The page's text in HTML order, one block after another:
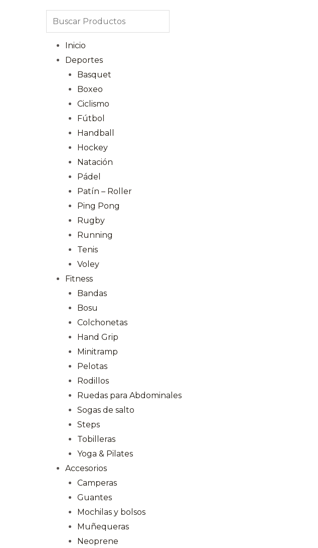
Inicio
Deportes
Basquet
Boxeo
Ciclismo
Fútbol
Handball
Hockey
Natación
Pádel
Patín – Roller
Ping Pong
Rugby
Running
Tenis
Voley
Fitness
Bandas
Bosu
Colchonetas
Hand Grip
Minitramp
Pelotas
Rodillos
Ruedas para Abdominales
Sogas de salto
Steps
Tobilleras
Yoga & Pilates
Accesorios
Camperas
Guantes
Mochilas y bolsos
Muñequeras
Neoprene